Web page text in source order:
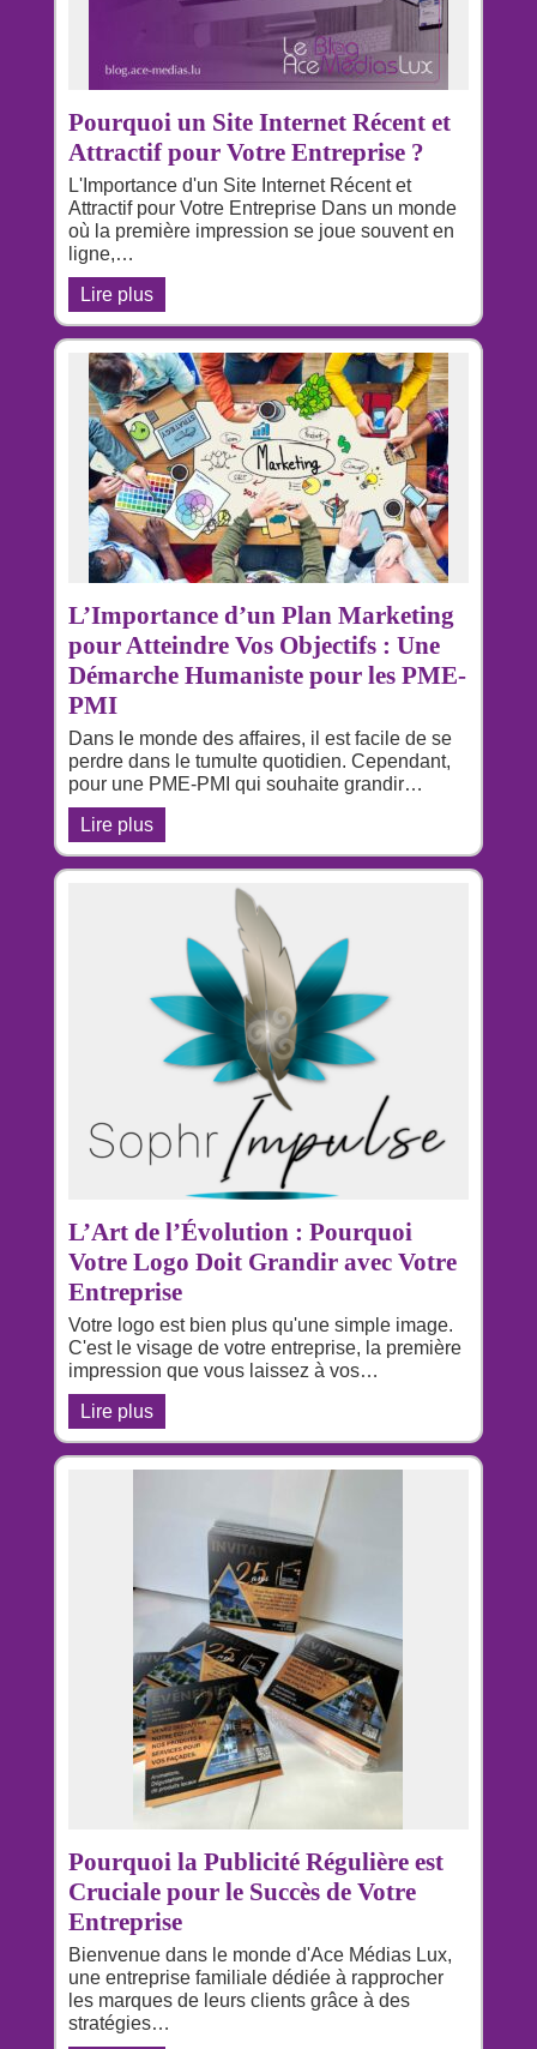
Pourquoi un Site Internet Récent et
Attractif pour Votre Entreprise ?
L'Importance d'un Site Internet Récent et
Attractif pour Votre Entreprise Dans un monde
où la première impression se joue souvent en
ligne,…
Lire plus
L’Importance d’un Plan Marketing
pour Atteindre Vos Objectifs : Une
Démarche Humaniste pour les PME-
PMI
Dans le monde des affaires, il est facile de se
perdre dans le tumulte quotidien. Cependant,
pour une PME-PMI qui souhaite grandir…
Lire plus
L’Art de l’Évolution : Pourquoi
Votre Logo Doit Grandir avec Votre
Entreprise
Votre logo est bien plus qu'une simple image.
C'est le visage de votre entreprise, la première
impression que vous laissez à vos…
Lire plus
Pourquoi la Publicité Régulière est
Cruciale pour le Succès de Votre
Entreprise
Bienvenue dans le monde d'Ace Médias Lux,
une entreprise familiale dédiée à rapprocher
les marques de leurs clients grâce à des
stratégies…